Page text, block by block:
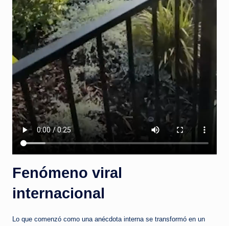
Fenómeno viral
internacional
Lo que comenzó como una anécdota interna se transformó en un